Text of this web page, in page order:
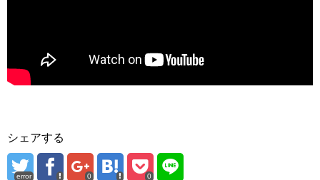
シェアする
error 0 0